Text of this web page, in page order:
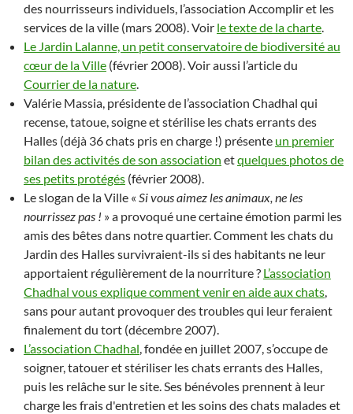
des nourrisseurs individuels, l’association Accomplir et les
services de la ville (mars 2008). Voir le texte de la charte.
Le Jardin Lalanne, un petit conservatoire de biodiversité au
cœur de la Ville (février 2008). Voir aussi l’article du
Courrier de la nature.
Valérie Massia, présidente de l’association Chadhal qui
recense, tatoue, soigne et stérilise les chats errants des
Halles (déjà 36 chats pris en charge !) présente un premier
bilan des activités de son association etquelques photos de
ses petits protégés (février 2008).
Le slogan de la Ville « Si vous aimez les animaux, ne les
nourrissez pas ! » a provoqué une certaine émotion parmi les
amis des bêtes dans notre quartier. Comment les chats du
Jardin des Halles survivraient-ils si des habitants ne leur
apportaient régulièrement de la nourriture ? L’association
Chadhal vous explique comment venir en aide aux chats,
sans pour autant provoquer des troubles qui leur feraient
finalement du tort (décembre 2007).
L’association Chadhal, fondée en juillet 2007, s’occupe de
soigner, tatouer et stériliser les chats errants des Halles,
puis les relâche sur le site. Ses bénévoles prennent à leur
charge les frais d'entretien et les soins des chats malades et